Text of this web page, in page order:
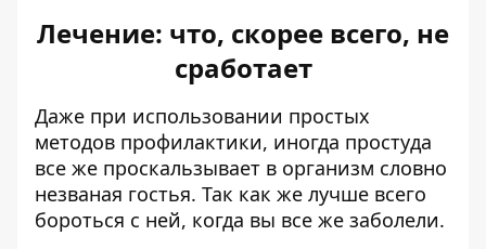
Лечение: что, скорее всего, не
сработает
Даже при использовании простых
методов профилактики, иногда простуда
все же проскальзывает в организм словно
незваная гостья. Так как же лучше всего
бороться с ней, когда вы все же заболели.